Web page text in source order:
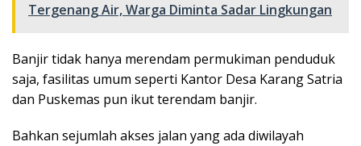
Tergenang Air, Warga Diminta Sadar Lingkungan
Banjir tidak hanya merendam permukiman penduduk
saja, fasilitas umum seperti Kantor Desa Karang Satria
dan Puskemas pun ikut terendam banjir.
Bahkan sejumlah akses jalan yang ada diwilayah